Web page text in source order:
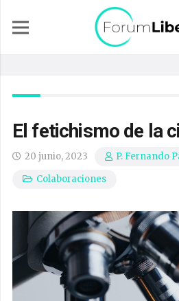
El fetichismo de la
20 junio, 2023
P. Fernando
Colaboraciones